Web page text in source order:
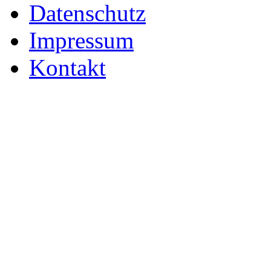
Datenschutz
Impressum
Kontakt